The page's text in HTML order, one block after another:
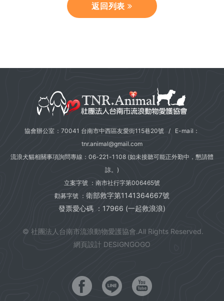
返回列表
協會辦公室：70041 台南市中西區友愛街115巷20號 / E-mail：
tnr.animal@gmail.com
流浪犬貓相關事項詢問專線：06-221-1108(如未接聽可能正外勤中，懇請體
諒。)
立案字號 ：南市社行字第006465號
勸募字號 ： 衛部救字第1141364667號
發票愛心碼 ：17966 (一起救浪浪)
© 社團法人台南市流浪動物愛護協會.All Rights Reserved.
網頁設計 DESIGNGOGO